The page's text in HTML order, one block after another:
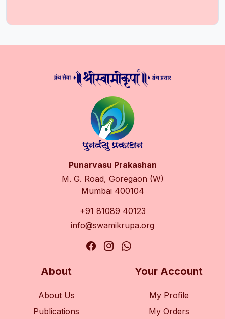
Punarvasu Prakashan
M. G. Road, Goregaon (W)
Mumbai 400104
+91 81089 40123
info@swamikrupa.org
About
About Us
Publications
Your Account
My Profile
My Orders